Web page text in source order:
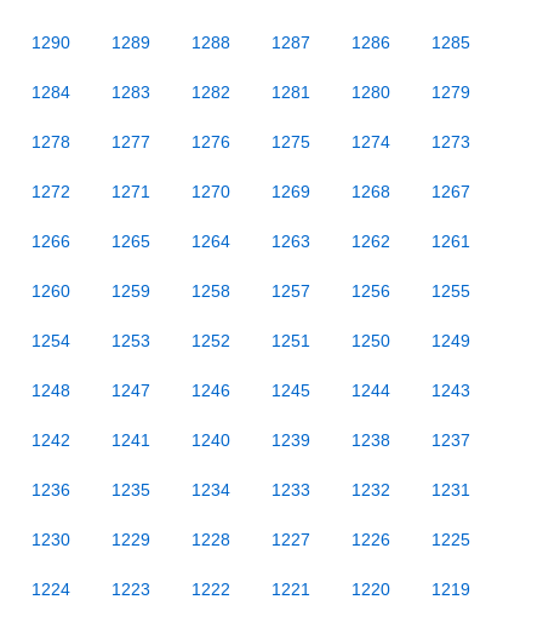
1290 1289 1288 1287 1286 1285
1284 1283 1282 1281 1280 1279
1278 1277 1276 1275 1274 1273
1272 1271 1270 1269 1268 1267
1266 1265 1264 1263 1262 1261
1260 1259 1258 1257 1256 1255
1254 1253 1252 1251 1250 1249
1248 1247 1246 1245 1244 1243
1242 1241 1240 1239 1238 1237
1236 1235 1234 1233 1232 1231
1230 1229 1228 1227 1226 1225
1224 1223 1222 1221 1220 1219